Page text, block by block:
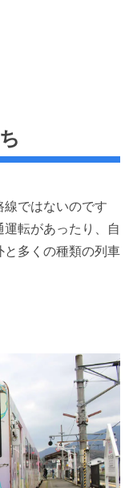
ではないのです
転があったり、自
多くの種類の列車